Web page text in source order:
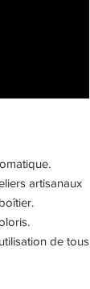
artisanaux
de tous